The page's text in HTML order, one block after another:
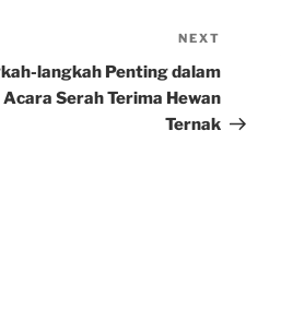
Post
NEXT
langkah Penting dalam
Serah Terima Hewan
Ternak